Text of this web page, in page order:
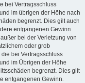
bei Vertragsschluss
im übrigen der Höhe nach
begrenzt. Dies gilt auch
entgangenen Gewinn.
bei der Verletzung von
oder grob
bei Vertragsschluss
im Übrigen der Höhe
begrenzt. Dies gilt
entgangenen Gewinn.